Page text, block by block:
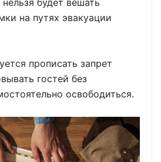
будет вешать
на путях эвакуации
прописать запрет
гостей без
освободиться.